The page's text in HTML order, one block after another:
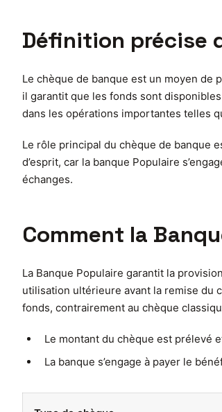
Définition précise
Le chèque de banque est un moyen de
il garantit que les fonds sont
dans les opérations importantes telles
Le rôle principal du chèque de banque
d’esprit, car la banque Populaire
échanges.
Comment la
La Banque Populaire garantit la
utilisation ultérieure avant la remise du
fonds, contrairement au chèque
Le montant du chèque est prélevé
La banque s’engage à payer le